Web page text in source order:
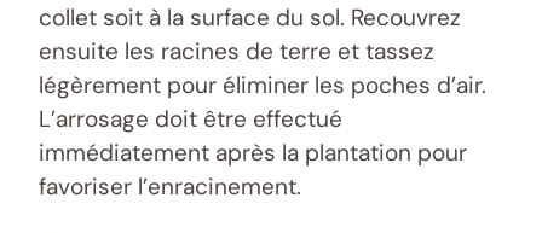
collet soit à la surface du sol. Recouvrez
ensuite les racines de terre et tassez
légèrement pour éliminer les poches d’air.
L’arrosage doit être effectué
immédiatement après la plantation pour
favoriser l’enracinement.